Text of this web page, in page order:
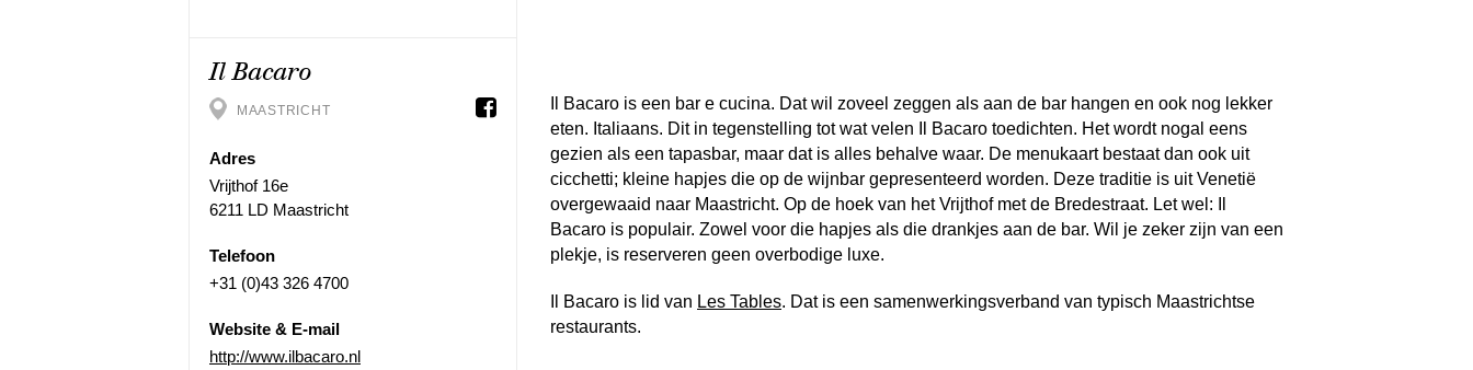
Il Bacaro
MAASTRICHT
Adres
Vrijthof 16e
6211 LD Maastricht
Telefoon
+31 (0)43 326 4700
Website & E-mail
http://www.ilbacaro.nl
Il Bacaro is een bar e cucina. Dat wil zoveel zeggen als aan de bar hangen en ook nog lekker
eten. Italiaans. Dit in tegenstelling tot wat velen Il Bacaro toedichten. Het wordt nogal eens
gezien als een tapasbar, maar dat is alles behalve waar. De menukaart bestaat dan ook uit
cicchetti; kleine hapjes die op de wijnbar gepresenteerd worden. Deze traditie is uit Venetië
overgewaaid naar Maastricht. Op de hoek van het Vrijthof met de Bredestraat. Let wel: Il
Bacaro is populair. Zowel voor die hapjes als die drankjes aan de bar. Wil je zeker zijn van een
plekje, is reserveren geen overbodige luxe.
Il Bacaro is lid van Les Tables. Dat is een samenwerkingsverband van typisch Maastrichtse
restaurants.